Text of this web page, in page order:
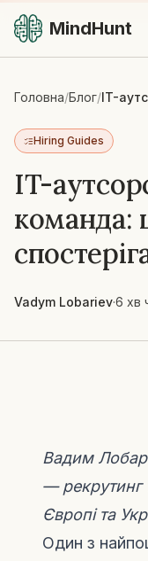
MindHunt
Головна/Блог/
Hiring Guides
IT-
команда:
Vadym Lobariev·6 хв
Вадим
— рекрутинг
Європі та
Один з